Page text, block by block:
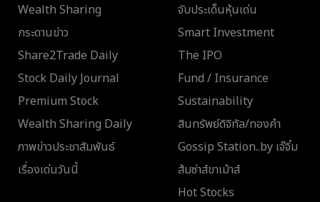
Wealth Sharing
กระดานข่าว
Share2Trade Daily
Stock Daily Journal
Premium Stock
Wealth Sharing Daily
ภาพข่าวประชาสัมพันธ์
เรื่องเด่นวันนี้
จับประเด็นหุ้นเด่น
Smart Investment
The IPO
Fund / Insurance
Sustainability
สินทรัพย์ดิจิทัล/ทองคำ
Gossip Station..by เจ๊จิ๋ม
ส้มซ่าส์ขาเม้าส์
Hot Stocks